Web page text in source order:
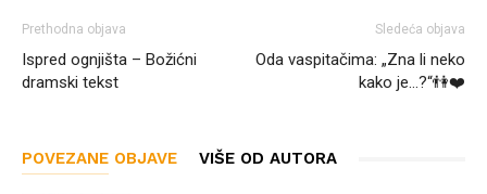
Prethodna objava
Ispred ognjišta – Božićni
dramski tekst
Sledeća objava
Oda vaspitačima: „Zna li neko
kako je…?“👫❤️
POVEZANE OBJAVE VIŠE OD AUTORA